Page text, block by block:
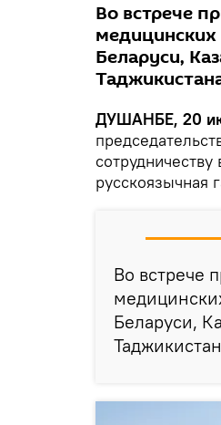
Во встрече
Беларуси,
ДУШАНБЕ, 20
русскоязычная
Во встрече
Беларуси,